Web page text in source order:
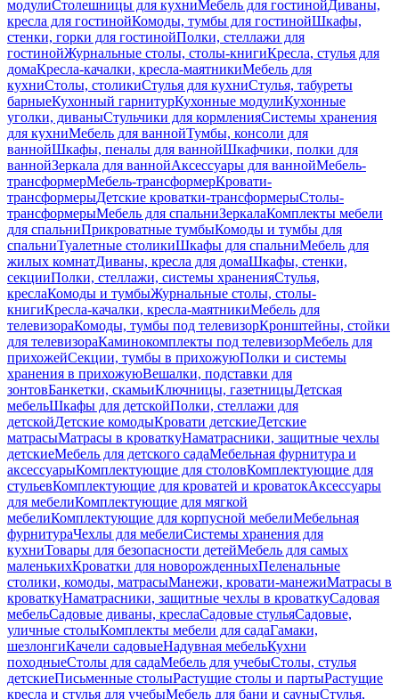
модулиСтолешницы для кухниМебель для гостинойДиваны,
кресла для гостинойКомоды, тумбы для гостинойШкафы,
стенки, горки для гостинойПолки, стеллажи для
гостинойЖурнальные столы, столы-книгиКресла, стулья для
домаКресла-качалки, кресла-маятникиМебель для
кухниСтолы, столикиСтулья для кухниСтулья, табуреты
барныеКухонный гарнитурКухонные модулиКухонные
уголки, диваныСтульчики для кормленияСистемы хранения
для кухниМебель для ваннойТумбы, консоли для
ваннойШкафы, пеналы для ваннойШкафчики, полки для
ваннойЗеркала для ваннойАксессуары для ваннойМебель-
трансформерМебель-трансформерКровати-
трансформерыДетские кроватки-трансформерыСтолы-
трансформерыМебель для спальниЗеркалаКомплекты мебели
для спальниПрикроватные тумбыКомоды и тумбы для
спальниТуалетные столикиШкафы для спальниМебель для
жилых комнатДиваны, кресла для домаШкафы, стенки,
секцииПолки, стеллажи, системы храненияСтулья,
креслаКомоды и тумбыЖурнальные столы, столы-
книгиКресла-качалки, кресла-маятникиМебель для
телевизораКомоды, тумбы под телевизорКронштейны, стойки
для телевизораКаминокомплекты под телевизорМебель для
прихожейСекции, тумбы в прихожуюПолки и системы
хранения в прихожуюВешалки, подставки для
зонтовБанкетки, скамьиКлючницы, газетницыДетская
мебельШкафы для детскойПолки, стеллажи для
детскойДетские комодыКровати детскиеДетские
матрасыМатрасы в кроваткуНаматрасники, защитные чехлы
детскиеМебель для детского садаМебельная фурнитура и
аксессуарыКомплектующие для столовКомплектующие для
стульевКомплектующие для кроватей и кроватокАксессуары
для мебелиКомплектующие для мягкой
мебелиКомплектующие для корпусной мебелиМебельная
фурнитураЧехлы для мебелиСистемы хранения для
кухниТовары для безопасности детейМебель для самых
маленькихКроватки для новорожденныхПеленальные
столики, комоды, матрасыМанежи, кровати-манежиМатрасы в
кроваткуНаматрасники, защитные чехлы в кроваткуСадовая
мебельСадовые диваны, креслаСадовые стульяСадовые,
уличные столыКомплекты мебели для садаГамаки,
шезлонгиКачели садовыеНадувная мебельКухни
походныеСтолы для садаМебель для учебыСтолы, стулья
детскиеПисьменные столыРастущие столы и партыРастущие
кресла и стулья для учебыМебель для бани и сауныСтулья,